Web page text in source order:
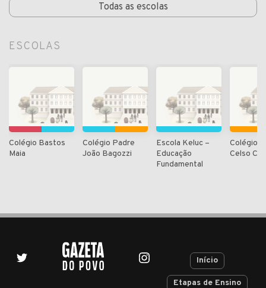
Todas as escolas
ESCOLAS
Colégio Bastos
Maia
Colégio Padre
João Bagozzi
Escola Keluc –
Educação
Fundamental
Colégio
Celso
Início
Etapas de Ensino